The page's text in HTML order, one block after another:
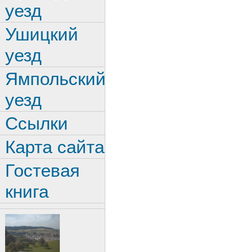
уезд
Ушицкий
уезд
Ямпольский
уезд
Ссылки
Карта сайта
Гостевая
книга